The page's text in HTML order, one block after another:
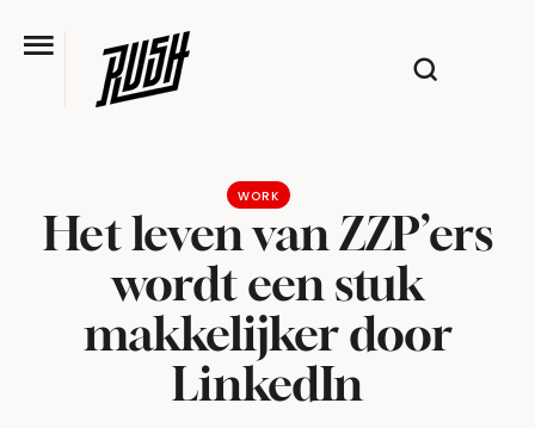
WORK
Het leven van ZZP’ers
wordt een stuk
makkelijker door
LinkedIn